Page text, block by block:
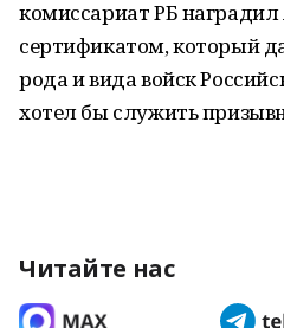
комиссариат РБ
сертификатом, который
рода и вида войск
хотел бы служить
Читайте нас